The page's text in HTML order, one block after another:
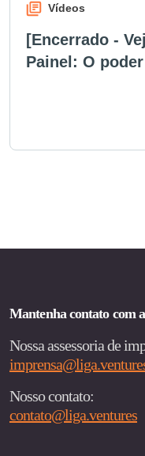
Vídeos
[Encerrado -
Painel: O
Mantenha contato com
Nossa assessoria de
Nosso contato:
contato@liga.ventures